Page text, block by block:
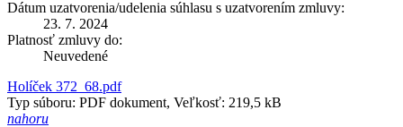
Dátum uzatvorenia/udelenia súhlasu s uzatvorením zmluvy:
23. 7. 2024
Platnosť zmluvy do:
Neuvedené
Holíček 372_68.pdf
Typ súboru: PDF dokument, Veľkosť: 219,5 kB
nahoru